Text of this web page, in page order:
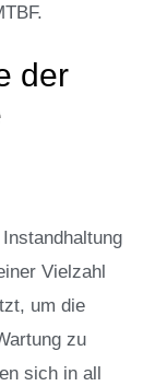
der
Vielzahl
um die
zu
sich in all